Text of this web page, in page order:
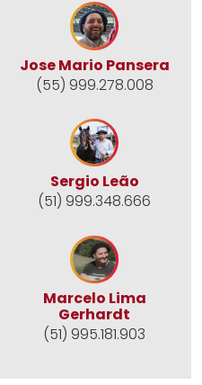
Jose Mario Pansera
(55) 999.278.008
Sergio Leão
(51) 999.348.666
Marcelo Lima
Gerhardt
(51) 995.181.903